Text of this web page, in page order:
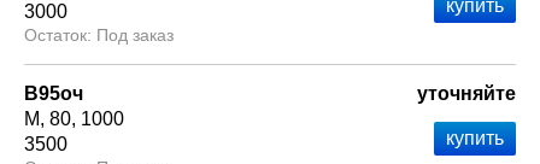
3000
Под заказ
В95оч
М 80 1000
3500
уточняйте